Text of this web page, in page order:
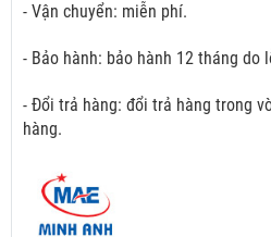
- Vận chuyển: miễn phí.
- Bảo hành: bảo hành 12 tháng do
- Đổi trả hàng: đổi trả hàng trong
hàng.